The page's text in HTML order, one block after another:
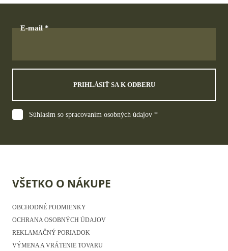
E-mail
PRIHLÁSIŤ SA K ODBERU
Súhlasím so spracovaním osobných údajov *
VŠETKO O NÁKUPE
OBCHODNÉ PODMIENKY
OCHRANA OSOBNÝCH ÚDAJOV
REKLAMAČNÝ PORIADOK
VÝMENA A VRÁTENIE TOVARU